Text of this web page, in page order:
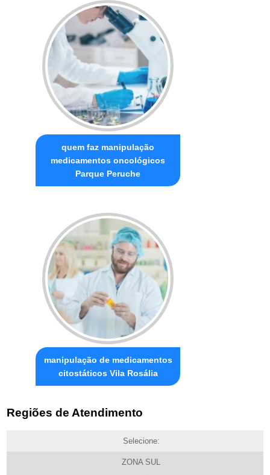
quem faz manipulação
medicamentos oncológicos
Parque Peruche
manipulação de medicamentos
citostáticos Vila Rosália
Regiões de Atendimento
Selecione:
ZONA SUL